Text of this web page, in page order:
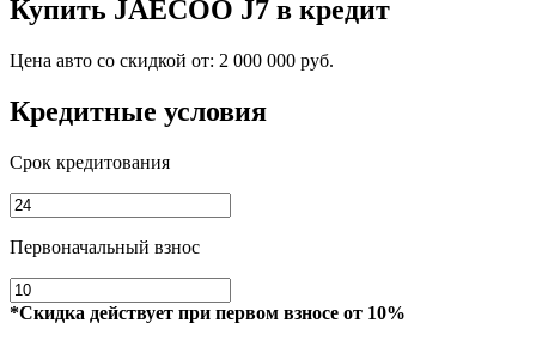
Купить JAECOO J7 в кредит
Цена авто со скидкой от: 2 000 000 руб.
Кредитные условия
Срок кредитования
Первоначальный взнос
*Скидка действует при первом взносе от 10%